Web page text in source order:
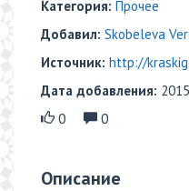
Категория: Прочее
Добавил: Skobeleva
Источник: http://
Дата добавления:
0
0
Описание